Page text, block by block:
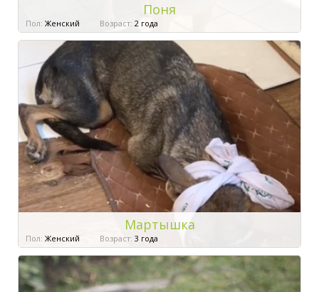
Поня
Пол: Женский Возраст: 2 года
Мартышка
Пол: Женский Возраст: 3 года